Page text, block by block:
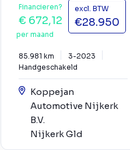
Financieren?
€ 672,12
per maand
excl. BTW
€28.950
85.981 km
3-2023
Handgeschakeld
Koppejan
Automotive Nijkerk
B.V.
Nijkerk Gld